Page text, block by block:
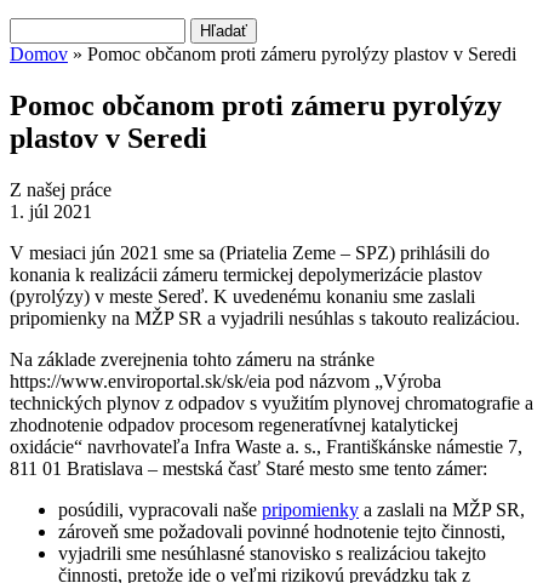
Vyhľadávanie
Domov » Pomoc občanom proti zámeru pyrolýzy plastov v Seredi
Pomoc občanom proti zámeru pyrolýzy
plastov v Seredi
Z našej práce
1. júl 2021
V mesiaci jún 2021 sme sa (Priatelia Zeme – SPZ) prihlásili do
konania k realizácii zámeru termickej depolymerizácie plastov
(pyrolýzy) v meste Sereď. K uvedenému konaniu sme zaslali
pripomienky na MŽP SR a vyjadrili nesúhlas s takouto realizáciou.
Na základe zverejnenia tohto zámeru na stránke
https://www.enviroportal.sk/sk/eia pod názvom „Výroba
technických plynov z odpadov s využitím plynovej chromatografie a
zhodnotenie odpadov procesom regeneratívnej katalytickej
oxidácie“ navrhovateľa Infra Waste a. s., Františkánske námestie 7,
811 01 Bratislava – mestská časť Staré mesto sme tento zámer:
posúdili, vypracovali naše pripomienky a zaslali na MŽP SR,
zároveň sme požadovali povinné hodnotenie tejto činnosti,
vyjadrili sme nesúhlasné stanovisko s realizáciou takejto
činnosti, pretože ide o veľmi rizikovú prevádzku tak z